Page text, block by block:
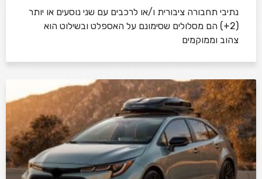
נתיבי תחבורה ציבורית ו/או לרכבים עם שני נוסעים או יותר
(2+) הם מסלולים שסימונם על האספלט ובשילוט הוא
צהוב וממוקמים